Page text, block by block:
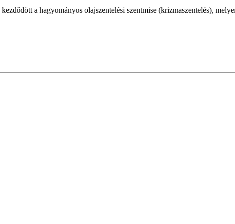
kezdődött a hagyományos olajszentelési szentmise (krizmaszentelés),